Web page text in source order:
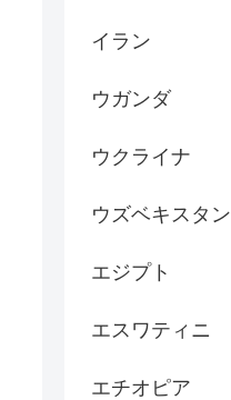
イラン
ウガンダ
ウクライナ
ウズベキスタン
エジプト
エスワティニ
エチオピア